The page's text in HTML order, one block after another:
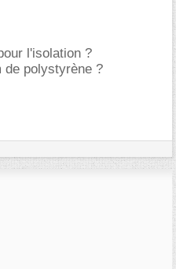
l'isolation ?
de polystyrène ?